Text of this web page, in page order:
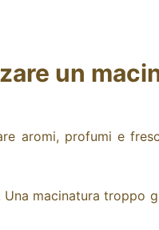
un
aromi, profumi e
macinatura troppo